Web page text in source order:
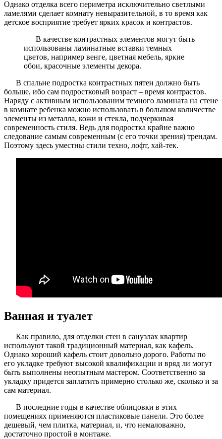
Однако отделка всего периметра исключительно светлыми
ламелями сделает комнату невыразительной, в то время как
детское восприятие требует ярких красок и контрастов.
В качестве контрастных элементов могут быть
использованы ламинатные вставки темных
цветов, например венге, цветная мебель, яркие
обои, красочные элементы декора.
В спальне подростка контрастных пятен должно быть
больше, ибо сам подростковый возраст – время контрастов.
Наряду с активным использованим темного ламината на стене
в комнате ребенка можно использовать в большом количестве
элементы из металла, кожи и стекла, подчеркивая
современность стиля. Ведь для подростка крайне важно
следование самым современным (с его точки зрения) трендам.
Поэтому здесь уместны стили техно, лофт, хай-тек.
Ванная и туалет
Как правило, для отделки стен в санузлах квартир
используют такой традиционный материал, как кафель.
Однако хороший кафель стоит довольно дорого. Работы по
его укладке требуют высокой квалификации и вряд ли могут
быть выполнены неопытным мастером. Соответственно за
укладку придется заплатить примерно столько же, сколько и за
сам материал.
В последние годы в качестве облицовки в этих
помещениях применяются пластиковые панели. Это более
дешевый, чем плитка, материал, и, что немаловажно,
достаточно простой в монтаже.